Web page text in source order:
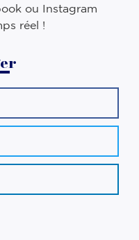
ou Instagram
réel !